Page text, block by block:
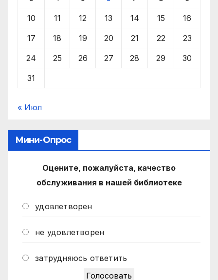
10 11 12 13 14 15 16
17 18 19 20 21 22 23
24 25 26 27 28 29 30
31
« Июл
Мини-Опрос
Оцените, пожалуйста, качество
обслуживания в нашей библиотеке
удовлетворен
не удовлетворен
затрудняюсь ответить